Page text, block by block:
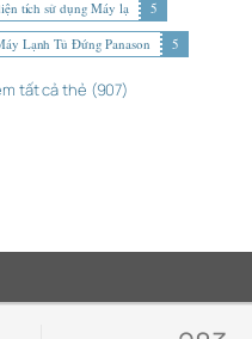
tích sử dụng Máy lạ
5
Lạnh Tủ Đứng Panason
5
tất cả thẻ (907)